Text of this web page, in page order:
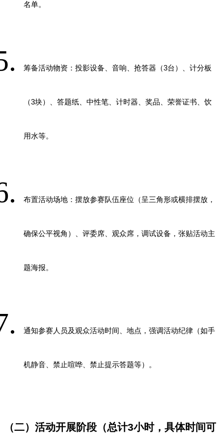
名单。
筹备活动物资：投影设备、音响、抢答器（3台）、计分板
（3块）、答题纸、中性笔、计时器、奖品、荣誉证书、饮
用水等。
布置活动场地：摆放参赛队伍座位（呈三角形或横排摆放，
确保公平视角）、评委席、观众席，调试设备，张贴活动主
题海报。
通知参赛人员及观众活动时间、地点，强调活动纪律（如手
机静音、禁止喧哗、禁止提示答题等）。
（二）活动开展阶段（总计3小时，具体时间可